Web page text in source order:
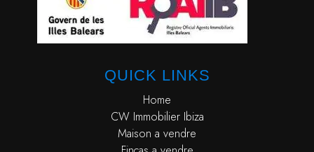
QUICK LINKS
Home
CW Immobilier Ibiza
Maison a vendre